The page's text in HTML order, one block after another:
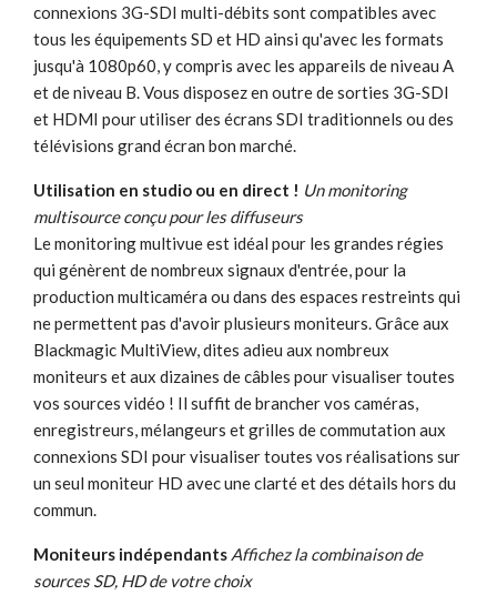
connexions 3G-SDI multi-débits sont compatibles avec
tous les équipements SD et HD ainsi qu'avec les formats
jusqu'à 1080p60, y compris avec les appareils de niveau A
et de niveau B. Vous disposez en outre de sorties 3G-SDI
et HDMI pour utiliser des écrans SDI traditionnels ou des
télévisions grand écran bon marché.
Utilisation en studio ou en direct ! Un monitoring
multisource conçu pour les diffuseurs
Le monitoring multivue est idéal pour les grandes régies
qui génèrent de nombreux signaux d'entrée, pour la
production multicaméra ou dans des espaces restreints qui
ne permettent pas d'avoir plusieurs moniteurs. Grâce aux
Blackmagic MultiView, dites adieu aux nombreux
moniteurs et aux dizaines de câbles pour visualiser toutes
vos sources vidéo ! Il suffit de brancher vos caméras,
enregistreurs, mélangeurs et grilles de commutation aux
connexions SDI pour visualiser toutes vos réalisations sur
un seul moniteur HD avec une clarté et des détails hors du
commun.
Moniteurs indépendants Affichez la combinaison de
sources SD, HD de votre choix